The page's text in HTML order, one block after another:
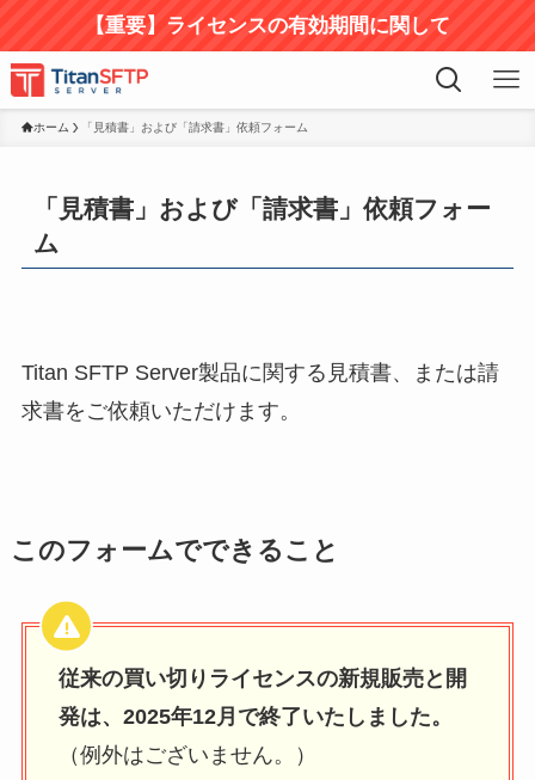
【重要】ライセンスの有効期間に関して
ホーム 「見積書」および「請求書」依頼フォーム
「見積書」および「請求書」依頼フォー
ム
Titan SFTP Server製品に関する見積書、または請
求書をご依頼いただけます。
このフォームでできること
従来の買い切りライセンスの新規販売と開
発は、2025年12月で終了いたしました。
（例外はございません。）